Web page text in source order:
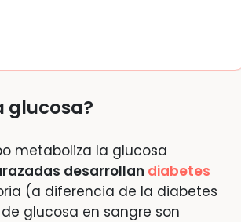
glucosa?
metaboliza la glucosa
desarrollan diabetes
(a diferencia de la diabetes
glucosa en sangre son